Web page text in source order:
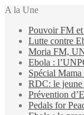
A la Une
Pouvoir FM
Lutte contre
Moria FM,
Ebola :
Spécial
RDC: le jeune
Prévention
Pedals for